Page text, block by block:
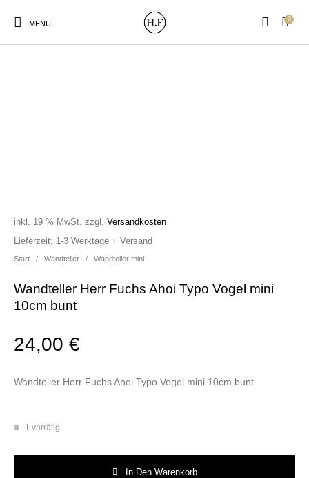
MENU
0
Poster&Notizbücher
für den Kopf
Start / Wandteller / Wandteller mini
Wandteller Herr Fuchs Ahoi Typo Vogel mini
10cm bunt
24,00€
inkl. 19 % MwSt. zzgl.Versandkosten
Wandteller Herr Fuchs Ahoi Typo Vogel mini 10cm bunt
Lieferzeit: 1-3 Werktage + Versand
1 vorrätig
In Den Warenkorb